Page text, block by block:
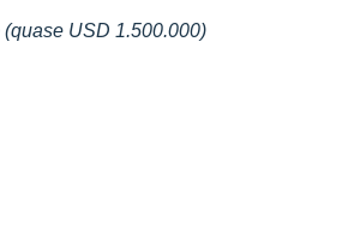
USD 1.500.000)